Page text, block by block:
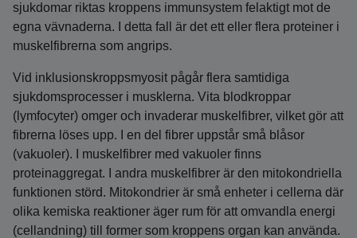
sjukdomar riktas kroppens immunsystem felaktigt mot de
egna vävnaderna. I detta fall är det ett eller flera proteiner i
muskelfibrerna som angrips.
Vid inklusionskroppsmyosit pågår flera samtidiga
sjukdomsprocesser i musklerna. Vita blodkroppar
(lymfocyter) omger och invaderar muskelfibrer, vilket gör att
fibrerna löses upp. I en del fibrer uppstår små blåsor
(vakuoler). I muskelfibrer med vakuoler finns
proteinaggregat. I andra muskelfibrer är den mitokondriella
funktionen störd. Mitokondrier är små enheter i cellerna där
olika kemiska reaktioner äger rum för att omvandla energi
(cellandning) till former som kroppens organ kan använda.